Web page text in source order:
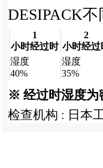
DESIPACK
1
小时经过时
2
小时经过
湿度
40%
湿度
35%
※ 经过时湿度为
检查机构 : 日本